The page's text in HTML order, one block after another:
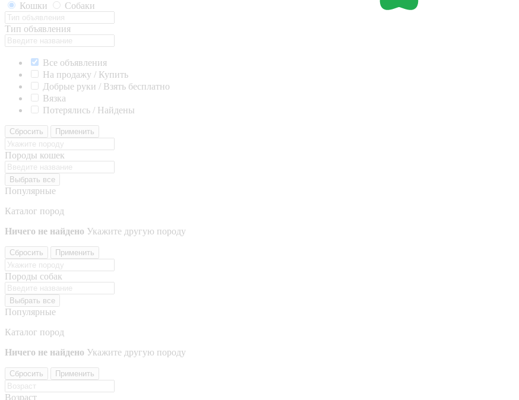
Кошки
Собаки
Тип объявления
Все объявления
На продажу / Купить
Добрые руки / Взять бесплатно
Вязка
Потерялись / Найдены
Сбросить Применить
Породы кошек
Выбрать все
Популярные
Каталог пород
Ничего не найдено Укажите другую породу
Сбросить Применить
Породы собак
Выбрать все
Популярные
Каталог пород
Ничего не найдено Укажите другую породу
Сбросить Применить
Возраст